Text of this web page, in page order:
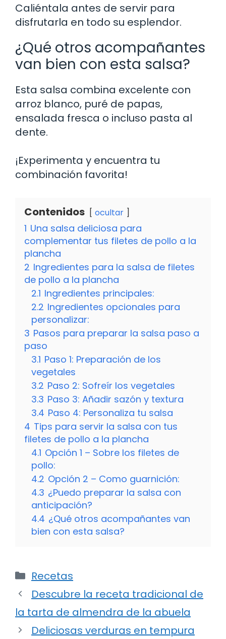
Caliéntala antes de servir para
disfrutarla en todo su esplendor.
¿Qué otros acompañantes
van bien con esta salsa?
Esta salsa combina excelente con
arroz blanco, puré de papas,
ensalada fresca o incluso pasta al
dente.
¡Experimenta y encuentra tu
combinación favorita!
Contenidos ocultar
1 Una salsa deliciosa para
complementar tus filetes de pollo a la
plancha
2 Ingredientes para la salsa de filetes
de pollo a la plancha
2.1 Ingredientes principales:
2.2 Ingredientes opcionales para
personalizar:
3 Pasos para preparar la salsa paso a
paso
3.1 Paso 1: Preparación de los
vegetales
3.2 Paso 2: Sofreír los vegetales
3.3 Paso 3: Añadir sazón y textura
3.4 Paso 4: Personaliza tu salsa
4 Tips para servir la salsa con tus
filetes de pollo a la plancha
4.1 Opción 1 – Sobre los filetes de
pollo:
4.2 Opción 2 – Como guarnición:
4.3 ¿Puedo preparar la salsa con
anticipación?
4.4 ¿Qué otros acompañantes van
bien con esta salsa?
Categorías
Recetas
Descubre la receta tradicional de
la tarta de almendra de la abuela
Deliciosas verduras en tempura